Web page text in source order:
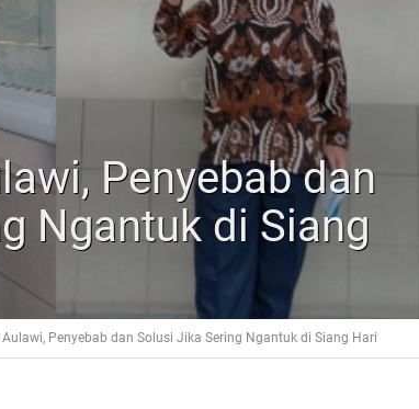
Penyebab dan
Ngantuk di Siang
Aulawi, Penyebab dan Solusi Jika Sering Ngantuk di Siang Hari